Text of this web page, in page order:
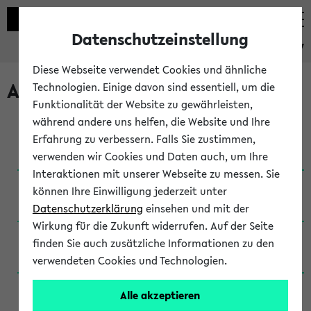
eKVV
Archivierte Studiengänge
Anglistik: British and American Studies / B.A.
(Einschreibung bis WiSe 16/17)
Anglistik: British and American Studies / B.A.
(Einschreibung bis SoSe 2015)
Anglistik: British and American Studies / B.A.
(Einschreibung bis SoSe 2013)
Anglistik: British and American Studies / Ba
(Einschreibung bis SoSe 2011)
Datenschutzeinstellung
Diese Webseite verwendet Cookies und ähnliche
Technologien. Einige davon sind essentiell, um die
Funktionalität der Website zu gewährleisten,
während andere uns helfen, die Website und Ihre
Erfahrung zu verbessern. Falls Sie zustimmen,
verwenden wir Cookies und Daten auch, um Ihre
Interaktionen mit unserer Webseite zu messen. Sie
können Ihre Einwilligung jederzeit unter
Datenschutzerklärung einsehen und mit der
Wirkung für die Zukunft widerrufen. Auf der Seite
finden Sie auch zusätzliche Informationen zu den
verwendeten Cookies und Technologien.
Alle akzeptieren